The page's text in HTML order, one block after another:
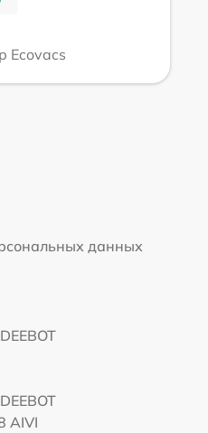
Ecovacs
данных
AIVI